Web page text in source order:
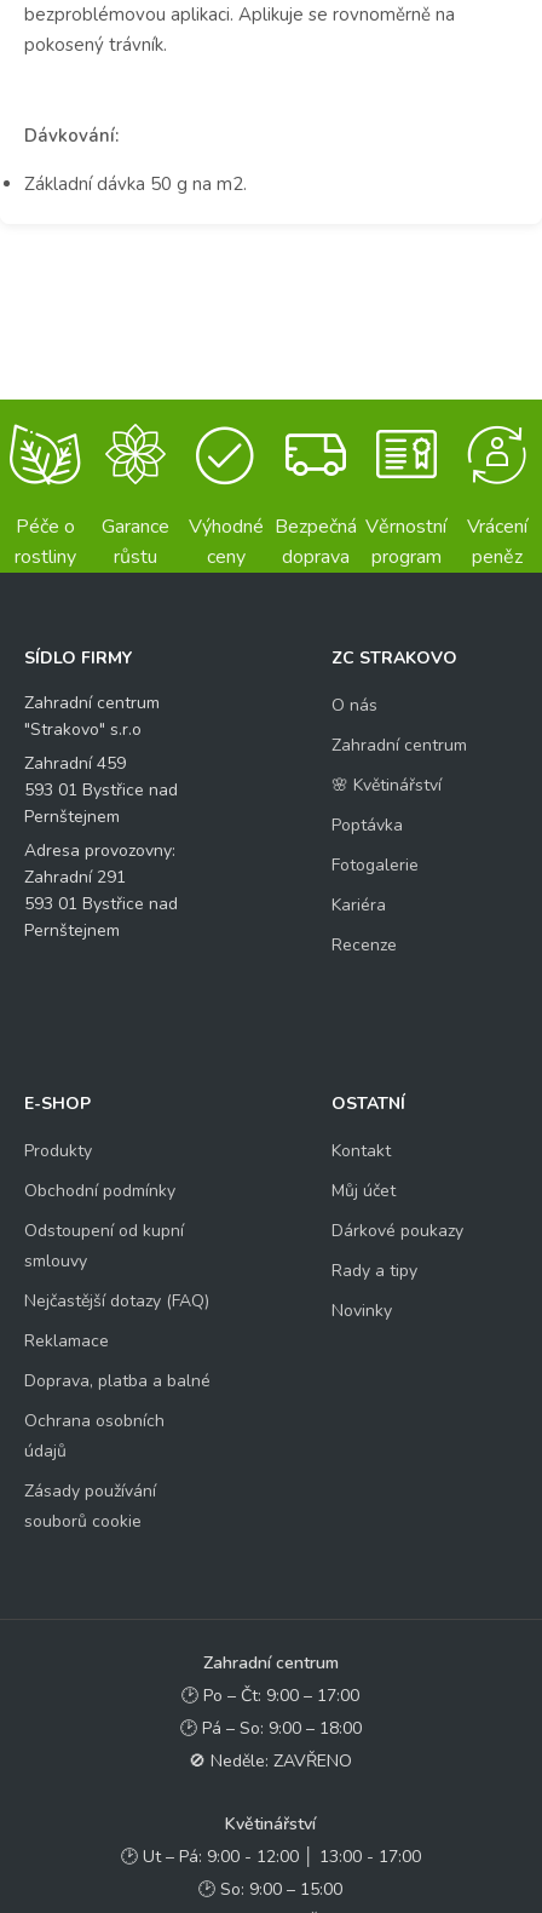
bezproblémovou aplikaci. Aplikuje se rovnoměrně na
pokosený trávník.
Dávkování:
Základní dávka 50 g na m2.
Péče o
rostliny
Garance
růstu
Výhodné
ceny
Bezpečná
doprava
Věrnostní
program
Vrácení
peněz
SÍDLO FIRMY
Zahradní centrum
"Strakovo" s.r.o
Zahradní 459
593 01 Bystřice nad
Pernštejnem
Adresa provozovny:
Zahradní 291
593 01 Bystřice nad
Pernštejnem
ZC STRAKOVO
O nás
Zahradní centrum
🌸 Květinářství
Poptávka
Fotogalerie
Kariéra
Recenze
E-SHOP
Produkty
Obchodní podmínky
Odstoupení od kupní
smlouvy
Nejčastější dotazy (FAQ)
Reklamace
Doprava, platba a balné
Ochrana osobních
údajů
Zásady používání
souborů cookie
OSTATNÍ
Kontakt
Můj účet
Dárkové poukazy
Rady a tipy
Novinky
Zahradní centrum
🕑 Po – Čt: 9:00 – 17:00
🕑 Pá – So: 9:00 – 18:00
🚫 Neděle: ZAVŘENO
Květinářství
🕑 Ut – Pá: 9:00 - 12:00 │ 13:00 - 17:00
🕑 So: 9:00 – 15:00